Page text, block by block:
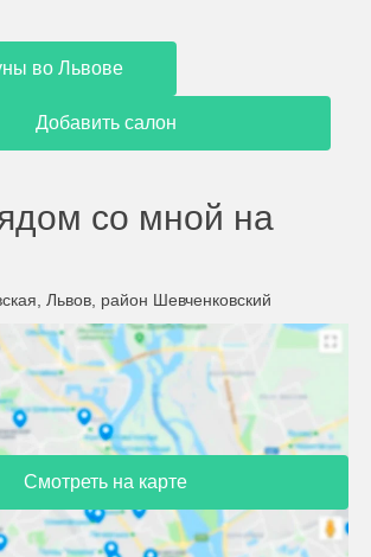
во Львове
Добавить салон
со мной на
Львов, район Шевченковский
Смотреть на карте